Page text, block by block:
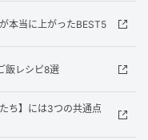
本当に上がったBEST5
飯レシピ8選
ち】には3つの共通点